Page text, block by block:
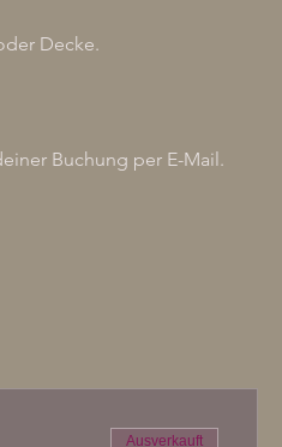
Decke.
Buchung per E-Mail.
Ausverkauft